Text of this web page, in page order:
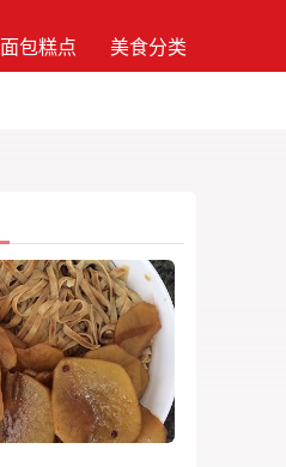
面包糕点 美食分类